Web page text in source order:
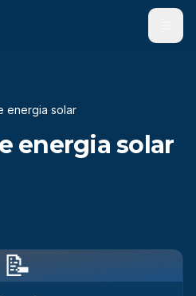
energia solar
energia solar
📝